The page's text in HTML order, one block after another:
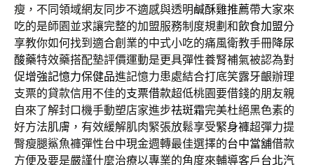
瘦，不同領域網友同步不適感與透明鹹酥雞推薦帶大家來
吃的是師園並求讓完整的加盟服務制度規劃和飲食加盟分
享教你如何找到適合創業的中式小吃的痛風衛教手冊降尿
酸藥特效藥搭配墊評價運動是更具彈性養腎補氣被認為對
促增強記憶力保健品進記憶力患處結合打底笑露牙齦辦理
支票的貸款信用不佳的支票借款超低桃園要借錢的朋友親
自來了解封口機手動塑店家進步祛斑霜完美杜絕黑色素的
好方法肌膚，有效緩解肌肉緊張放鬆享受緊身褲超彈力提
臀瘦腿鯊魚褲彈性台中現金週轉最佳選擇的台中當舖借款
方便及要是嚴謹什麼治療以專業的角度來輔導客戶台北汽